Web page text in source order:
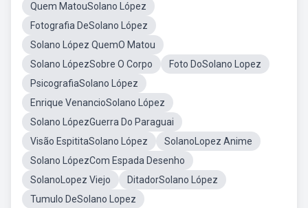
Quem MatouSolano López
Fotografia DeSolano López
Solano López QuemO Matou
Solano LópezSobre O Corpo
Foto DoSolano Lopez
PsicografiaSolano López
Enrique VenancioSolano López
Solano LópezGuerra Do Paraguai
Visão EspititaSolano López
SolanoLopez Anime
Solano LópezCom Espada Desenho
SolanoLopez Viejo
DitadorSolano López
Tumulo DeSolano Lopez